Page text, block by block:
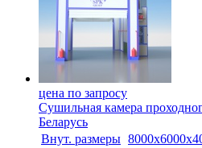
цена по запросу
Сушильная камера
Беларусь
Внут. размеры